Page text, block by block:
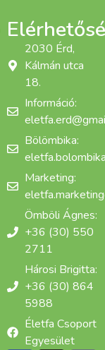
2030 Érd,
Kálmán utca
18.
Információ:
Bölömbika:
Marketing:
Ömböli Ágnes:
+36 (30) 550
2711
Hárosi Brigitta:
+36 (30) 864
5988
Életfa Csoport
Egyesület